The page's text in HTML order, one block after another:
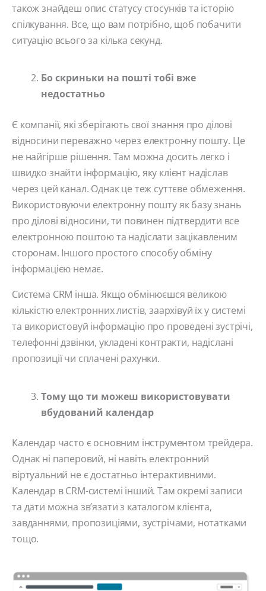
також знайдеш опис статусу стосунків та історію
спілкування. Все, що вам потрібно, щоб побачити
ситуацію всього за кілька секунд.
Бо скриньки на пошті тобі вже
недостатньо
Є компанії, які зберігають свої знання про ділові
відносини переважно через електронну пошту. Це
не найгірше рішення. Там можна досить легко і
швидко знайти інформацію, яку клієнт надіслав
через цей канал. Однак це теж суттєве обмеження.
Використовуючи електронну пошту як базу знань
про ділові відносини, ти повинен підтвердити все
електронною поштою та надіслати зацікавленим
сторонам. Іншого простого способу обміну
інформацією немає.
Система CRM інша. Якщо обмінюєшся великою
кількістю електронних листів, заархівуй їх у системі
та використовуй інформацію про проведені зустрічі,
телефонні дзвінки, укладені контракти, надіслані
пропозиції чи сплачені рахунки.
Тому що ти можеш використовувати
вбудований календар
Календар часто є основним інструментом трейдера.
Однак ні паперовий, ні навіть електронний
віртуальний не є достатньо інтерактивними.
Календар в CRM-системі інший. Там окремі записи
та дати можна зв’язати з каталогом клієнта,
завданнями, пропозиціями, зустрічами, нотатками
тощо.